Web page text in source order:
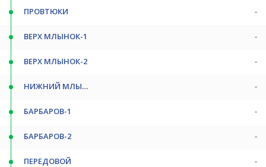
ПРОВТЮКИ -
ВЕРХ МЛЫНОК-1 -
ВЕРХ МЛЫНОК-2 -
НИЖНИЙ МЛЫНОК -
БАРБАРОВ-1 -
БАРБАРОВ-2 -
ПЕРЕДОВОЙ -